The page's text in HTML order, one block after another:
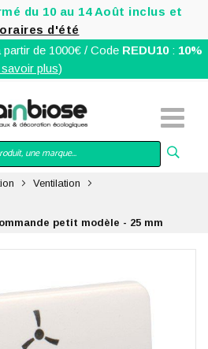
du 10 au 14 Août inclus et
d'été
de 1000€ / Code REDU10: 10%
plus)
Ventilation
petit modèle - 25 mm